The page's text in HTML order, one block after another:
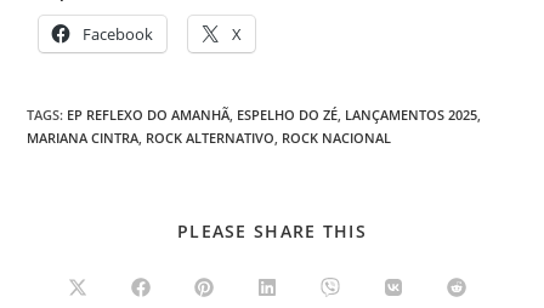
Facebook X
TAGS: EP REFLEXO DO AMANHÃ ESPELHO DO ZÉ LANÇAMENTOS 2025
MARIANA CINTRA ROCK ALTERNATIVO ROCK NACIONAL
PLEASE SHARE THIS
Abre
Abre Abre Abre Abre Abre Abre